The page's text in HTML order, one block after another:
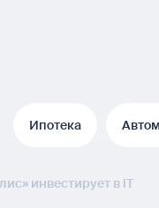
Ипотека
инвестирует в IT